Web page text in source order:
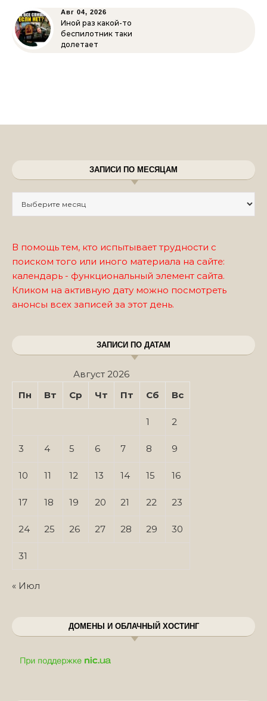
Авг 04, 2026
Иной раз какой-то
беспилотник таки
долетает
ЗАПИСИ ПО МЕСЯЦАМ
В помощь тем, кто испытывает трудности с
поиском того или иного материала на сайте:
календарь - функциональный элемент сайта.
Кликом на активную дату можно посмотреть
анонсы всех записей за этот день.
ЗАПИСИ ПО ДАТАМ
Август 2026
Пн
Вт Ср Чт Пт Сб Вс
1 2
3 4 5 6 7 8 9
10 11 12 13 14 15 16
17 18 19 20 21 22 23
24 25 26 27 28 29 30
31
« Июл
ДОМЕНЫ И ОБЛАЧНЫЙ ХОСТИНГ